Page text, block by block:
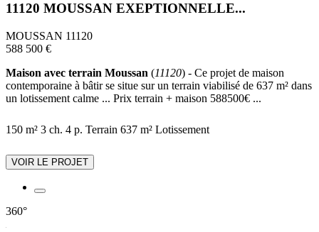
11120 MOUSSAN EXEPTIONNELLE...
MOUSSAN 11120
588 500 €
Maison avec terrain Moussan (11120) - Ce projet de maison
contemporaine à bâtir se situe sur un terrain viabilisé de 637 m² dans
un lotissement calme ... Prix terrain + maison 588500€ ...
150 m² 3 ch. 4 p. Terrain 637 m² Lotissement
VOIR LE PROJET
360°